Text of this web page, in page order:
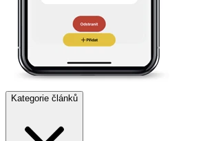
Kategorie článků